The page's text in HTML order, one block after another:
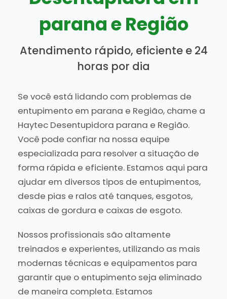
parana e Região
Atendimento rápido, eficiente e 24
horas por dia
Se você está lidando com problemas de
entupimento em parana e Região, chame a
Haytec Desentupidora parana e Região.
Você pode confiar na nossa equipe
especializada para resolver a situação de
forma rápida e eficiente. Estamos aqui para
ajudar em diversos tipos de entupimentos,
desde pias e ralos até tanques, esgotos,
caixas de gordura e caixas de esgoto.
Nossos profissionais são altamente
treinados e experientes, utilizando as mais
modernas técnicas e equipamentos para
garantir que o entupimento seja eliminado
de maneira completa. Estamos